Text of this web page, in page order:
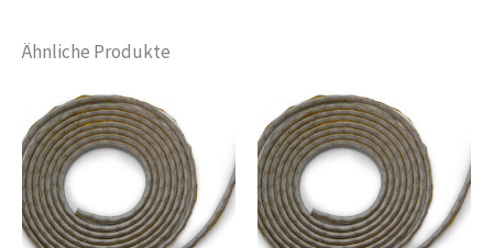
Ähnliche Produkte